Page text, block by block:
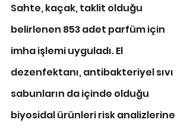
Sahte, kaçak, taklit olduğu
belirlenen 853 adet parfüm için
imha işlemi uyguladı. El
dezenfektanı, antibakteriyel sıvı
sabunların da içinde olduğu
biyosidal ürünleri risk analizlerine